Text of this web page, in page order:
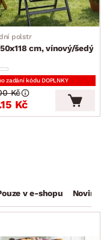
polstr
cm, vínový/šedý
zadání kódu DOPLNKY
Kč
Kč
v e-shopu